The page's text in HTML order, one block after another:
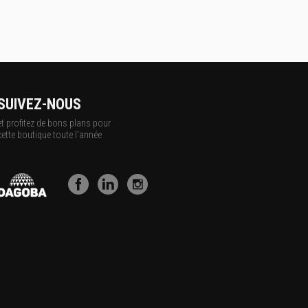
NOUS
profitez de bons plans pour
boutique toute l'année